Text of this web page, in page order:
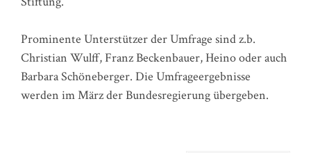
Prominente Unterstützer der Umfrage sind z.b.
Christian Wulff, Franz Beckenbauer, Heino oder auch
Barbara Schöneberger. Die Umfrageergebnisse
werden im März der Bundesregierung übergeben.